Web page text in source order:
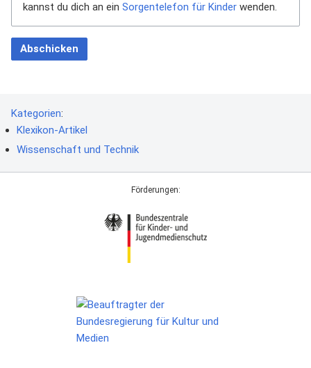
kannst du dich an ein Sorgentelefon für Kinder wenden.
Abschicken
Kategorien:
Klexikon-Artikel
Wissenschaft und Technik
Förderungen: